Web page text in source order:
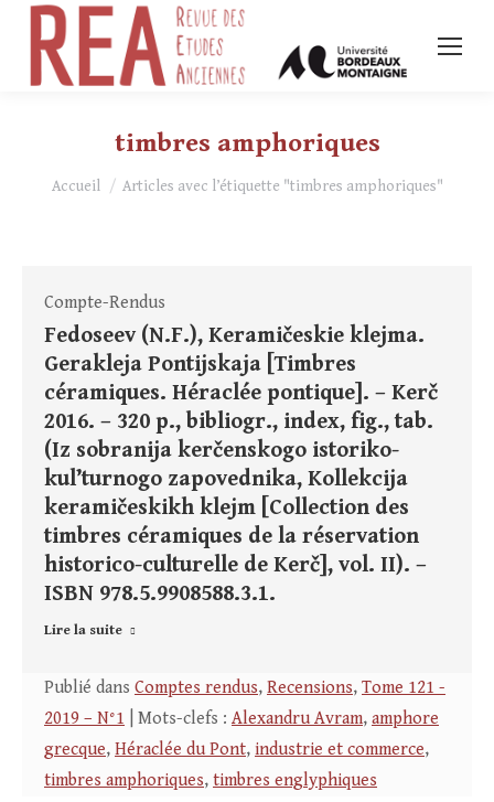
timbres amphoriques
Vous êtes ici :
Accueil Articles avec l’étiquette "timbres amphoriques"
Compte-Rendus
Fedoseev (N.F.), Keramičeskie klejma.
Gerakleja Pontijskaja [Timbres
céramiques. Héraclée pontique]. – Kerč
2016. – 320 p., bibliogr., index, fig., tab.
(Iz sobranija kerčenskogo istoriko-
kul’turnogo zapovednika, Kollekcija
keramičeskikh klejm [Collection des
timbres céramiques de la réservation
historico-culturelle de Kerč], vol. II). –
ISBN 978.5.9908588.3.1.
Lire la suite
Publié dans Comptes rendus, Recensions, Tome 121 -
2019 – N°1 | Mots-clefs : Alexandru Avram, amphore
grecque, Héraclée du Pont, industrie et commerce,
timbres amphoriques, timbres englyphiques